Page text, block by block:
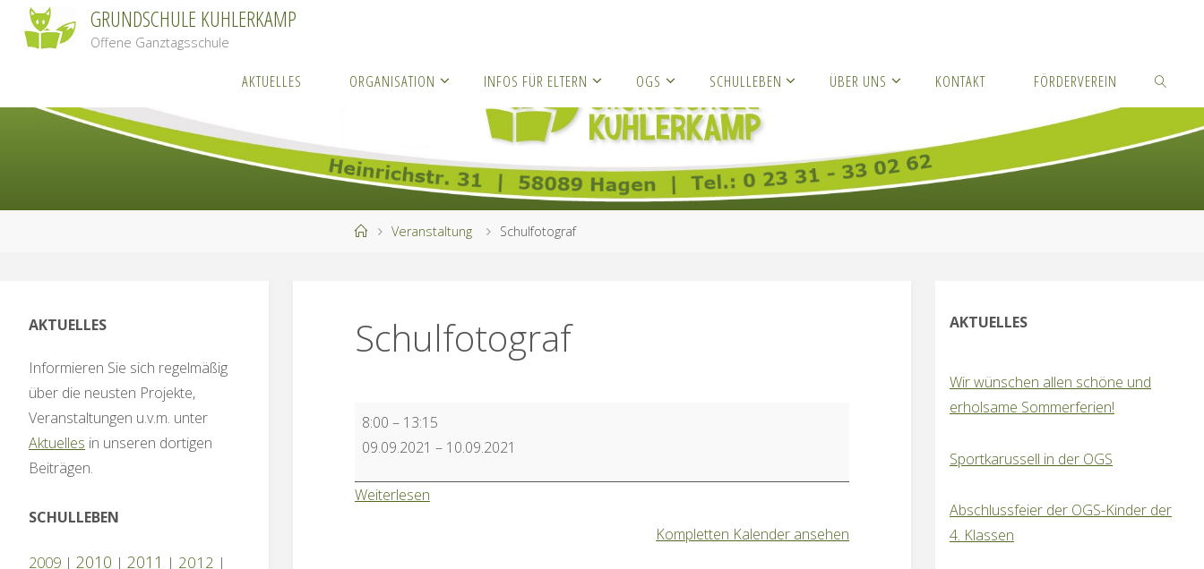
Inhalt
GRUNDSCHULE KUHLERKAMP
Offene Ganztagsschule
AKTUELLES ORGANISATION INFOS FÜR ELTERN OGS SCHULLEBEN ÜBER UNS KONTAKT FÖRDERVEREIN
SUCHEN
StartVeranstaltung Schulfotograf
Schulfotograf
Schulfotograf
8:00 – 13:15
09.09.2021 – 10.09.2021
Weiterlesen
Kompletten Kalender ansehen
AKTUELLES
Informieren Sie sich regelmäßig
über die neusten Projekte,
Veranstaltungen u.v.m. unter
Aktuelles in unseren dortigen
Beiträgen.
SCHULLEBEN
2009 | 2010 | 2011 | 2012 |
AKTUELLES
Wir wünschen allen schöne und
erholsame Sommerferien!
Sportkarussell in der OGS
Abschlussfeier der OGS-Kinder der
4. Klassen